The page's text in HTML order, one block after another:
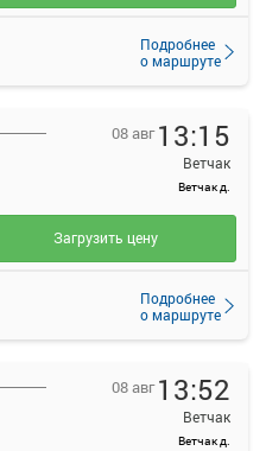
Подробнее
о маршруте
08 авг 13:15
Ветчак
Ветчак д.
Подробнее
о маршруте
Загрузить цену
08 авг 13:52
Ветчак
Ветчак д.